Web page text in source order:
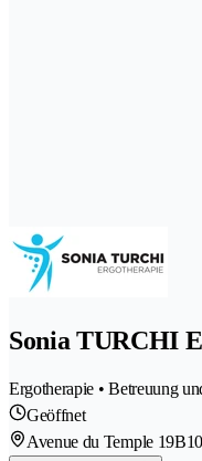
Sonia TURCHI
Ergotherapie • Betreuung
Geöffnet
Avenue du Temple 19B